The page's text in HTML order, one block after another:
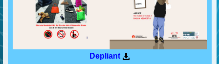
Depliant